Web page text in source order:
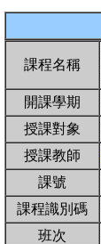
課程名稱
開課學期
授課對象
授課教師
課號
課程識別碼
班次